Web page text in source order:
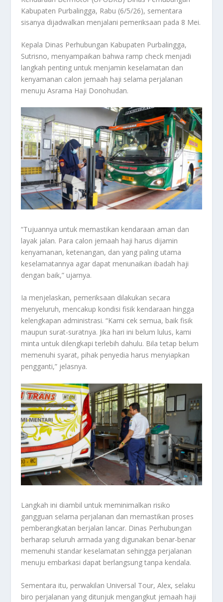
Kabupaten Purbalingga, Rabu (6/5/26), sementara
sisanya dijadwalkan menjalani pemeriksaan pada 8 Mei.
Kepala Dinas Perhubungan Kabupaten Purbalingga,
Sutrisno, menyampaikan bahwa ramp check menjadi
langkah penting untuk menjamin keselamatan dan
kenyamanan calon jemaah haji selama perjalanan
menuju Asrama Haji Donohudan.
“Tujuannya untuk memastikan kendaraan aman dan
layak jalan. Para calon jemaah haji harus dijamin
kenyamanan, ketenangan, dan yang paling utama
keselamatannya agar dapat menunaikan ibadah haji
dengan baik,” ujarnya.
Ia menjelaskan, pemeriksaan dilakukan secara
menyeluruh, mencakup kondisi fisik kendaraan hingga
kelengkapan administrasi. “Kami cek semua, baik fisik
maupun surat-suratnya. Jika hari ini belum lulus, kami
minta untuk dilengkapi terlebih dahulu. Bila tetap belum
memenuhi syarat, pihak penyedia harus menyiapkan
pengganti,” jelasnya.
Langkah ini diambil untuk meminimalkan risiko
gangguan selama perjalanan dan memastikan proses
pemberangkatan berjalan lancar. Dinas Perhubungan
berharap seluruh armada yang digunakan benar-benar
memenuhi standar keselamatan sehingga perjalanan
menuju embarkasi dapat berlangsung tanpa kendala.
Sementara itu, perwakilan Universal Tour, Alex, selaku
biro perjalanan yang ditunjuk mengangkut jemaah haji